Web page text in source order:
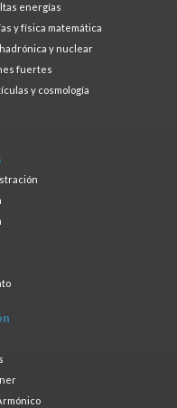
energías
y física matemática
y nuclear
fuertes
y cosmología